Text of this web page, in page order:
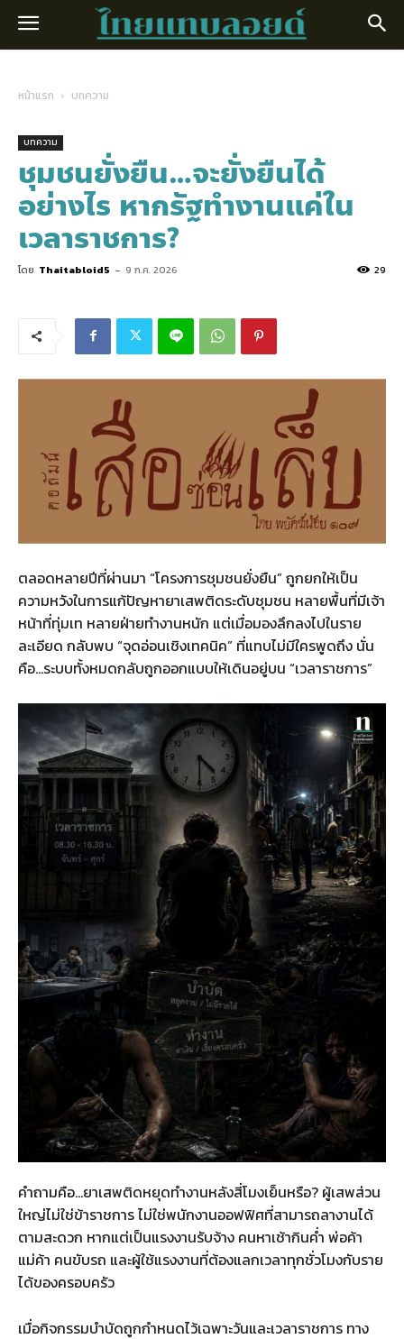
หน้าแรก บทความ
บทความ
ชุมชนยั่งยืน…จะยั่งยืนได้
อย่างไร หากรัฐทำงานแค่ใน
เวลาราชการ?
โดย Thaitabloid5 - 9 ก.ค. 2026 29
ตลอดหลายปีที่ผ่านมา “โครงการชุมชนยั่งยืน” ถูกยกให้เป็น
ความหวังในการแก้ปัญหายาเสพติดระดับชุมชน หลายพื้นที่มีเจ้า
หน้าที่ทุ่มเท หลายฝ่ายทำงานหนัก แต่เมื่อมองลึกลงไปในราย
ละเอียด กลับพบ “จุดอ่อนเชิงเทคนิค” ที่แทบไม่มีใครพูดถึง นั่น
คือ…ระบบทั้งหมดกลับถูกออกแบบให้เดินอยู่บน “เวลาราชการ”
คำถามคือ…ยาเสพติดหยุดทำงานหลังสี่โมงเย็นหรือ? ผู้เสพส่วน
ใหญ่ไม่ใช่ข้าราชการ ไม่ใช่พนักงานออฟฟิศที่สามารถลางานได้
ตามสะดวก หากแต่เป็นแรงงานรับจ้าง คนหาเช้ากินค่ำ พ่อค้า
แม่ค้า คนขับรถ และผู้ใช้แรงงานที่ต้องแลกเวลาทุกชั่วโมงกับราย
ได้ของครอบครัว
เมื่อกิจกรรมบำบัดถูกกำหนดไว้เฉพาะวันและเวลาราชการ ทาง